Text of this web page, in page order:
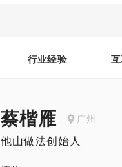
行业经验
蔡楷雁 广州
他山做法创始人